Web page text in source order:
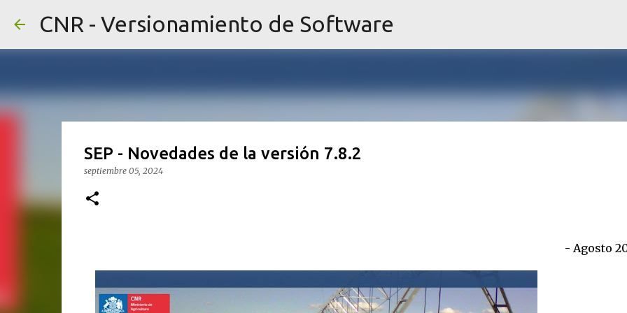
CNR - Versionamiento de Software
SEP - Novedades de la versión 7.8.2
septiembre 05, 2024
- Agosto